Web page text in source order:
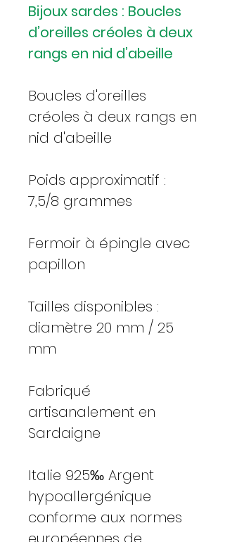
Bijoux sardes : Boucles
d’oreilles créoles à deux
rangs en nid d’abeille
Boucles d'oreilles
créoles à deux rangs en
nid d'abeille
Poids approximatif :
7,5/8 grammes
Fermoir à épingle avec
papillon
Tailles disponibles :
diamètre 20 mm / 25
mm
Fabriqué
artisanalement en
Sardaigne
Italie 925‰ Argent
hypoallergénique
conforme aux normes